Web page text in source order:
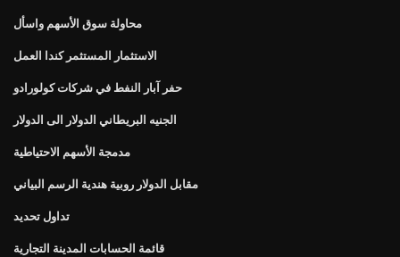
محاولة سوق الأسهم واسأل
الاستثمار المستثمر كندا العمل
حفر آبار النفط في شركات كولورادو
الجنيه البريطاني الدولار الى الدولار
مدمجة الأسهم الاحتياطية
مقابل الدولار روبية هندية الرسم البياني
تداول تحديد
قائمة الحسابات المدينة التجارية